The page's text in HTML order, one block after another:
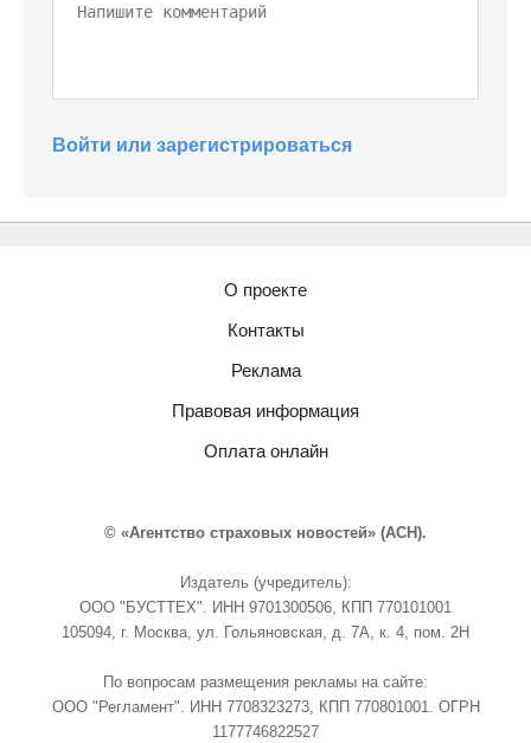
Войти или зарегистрироваться
О проекте
Контакты
Реклама
Правовая информация
Оплата онлайн
© «Агентство страховых новостей» (АСН).
Издатель (учредитель):
ООО "БУСТТЕХ". ИНН 9701300506, КПП 770101001
105094, г. Москва, ул. Гольяновская, д. 7А, к. 4, пом. 2Н
По вопросам размещения рекламы на сайте:
ООО "Регламент". ИНН 7708323273, КПП 770801001. ОГРН
1177746822527